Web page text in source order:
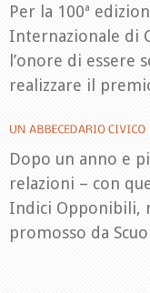
Per la 100ª
Internazionale di
l’onore di essere
realizzare il
Dopo un anno e
relazioni – con
Indici Opponibili,
promosso da